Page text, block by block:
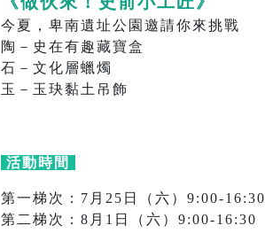
今夏，卑南遺址公園邀請你來挑戰
陶－史在有趣藏寶盒
石－文化層蠟燭
玉－玉玦黏土吊飾
活動時間
第一梯次：7月25日（六）9:00-16:30
第二梯次：8月1日（六）9:00-16:30